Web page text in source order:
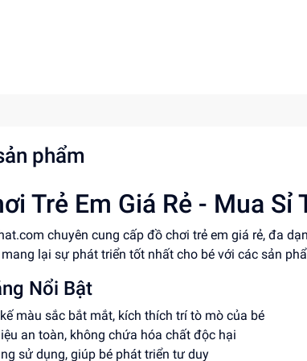
phẩm
Trẻ Em Giá Rẻ - Mua
chuyên cung cấp đồ chơi trẻ em giá rẻ, đa
lại sự phát triển tốt nhất cho bé với các sản
Nổi Bật
màu sắc bắt mắt, kích thích trí tò mò của bé
an toàn, không chứa hóa chất độc hại
sử dụng, giúp bé phát triển tư duy